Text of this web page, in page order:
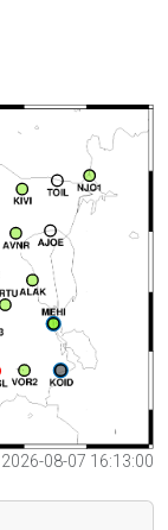
08-07 16:13:00